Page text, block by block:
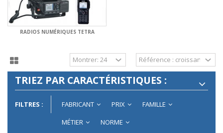
RADIOS NUMÉRIQUES TETRA
TRIEZ PAR CARACTÉRISTIQUES :
FILTRES : FABRICANT PRIX
FAMILLE
MÉTIER
NORME